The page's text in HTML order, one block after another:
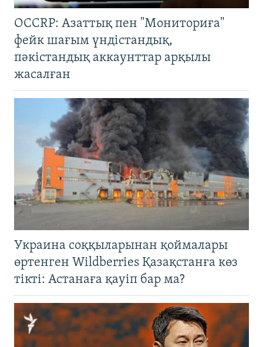
OCCRP: Азаттық пен "Мониториға"
фейк шағым үндістандық,
пәкістандық аккаунттар арқылы
жасалған
Украина соққыларынан қоймалары
өртенген Wildberries Қазақстанға көз
тікті: Астанаға қауіп бар ма?